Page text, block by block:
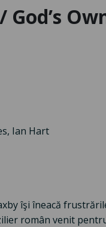
Ian Hart
îşi îneacă
român venit